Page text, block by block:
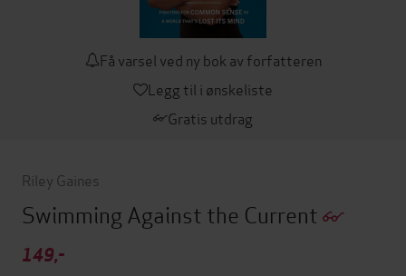
Få varsel ved ny bok av forfatteren
Legg til i ønskeliste
Gratis utdrag
Riley Gaines
Swimming Against the Current
149,-